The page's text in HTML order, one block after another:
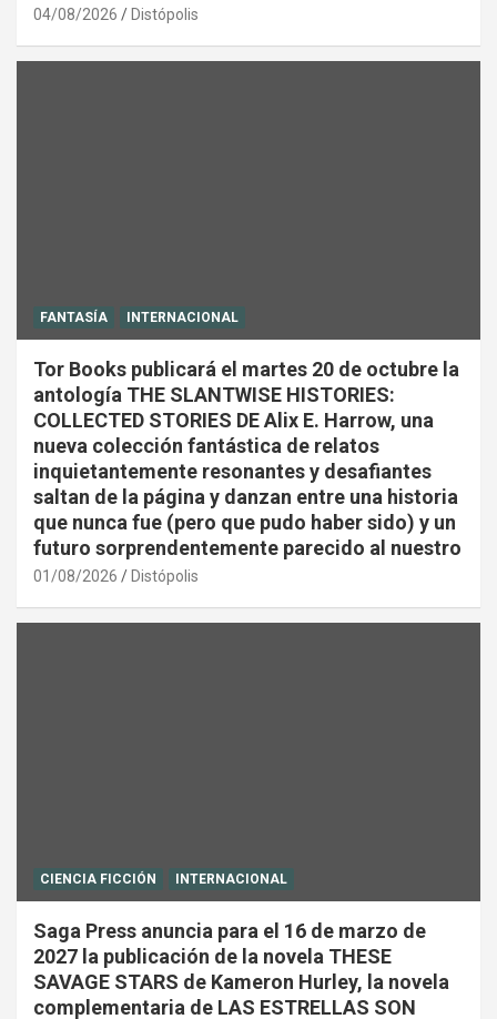
04/08/2026 Distópolis
FANTASÍA INTERNACIONAL
Tor Books publicará el martes 20 de octubre la
antología THE SLANTWISE HISTORIES:
COLLECTED STORIES DE Alix E. Harrow, una
nueva colección fantástica de relatos
inquietantemente resonantes y desafiantes
saltan de la página y danzan entre una historia
que nunca fue (pero que pudo haber sido) y un
futuro sorprendentemente parecido al nuestro
01/08/2026 Distópolis
CIENCIA FICCIÓN INTERNACIONAL
Saga Press anuncia para el 16 de marzo de
2027 la publicación de la novela THESE
SAVAGE STARS de Kameron Hurley, la novela
complementaria de LAS ESTRELLAS SON